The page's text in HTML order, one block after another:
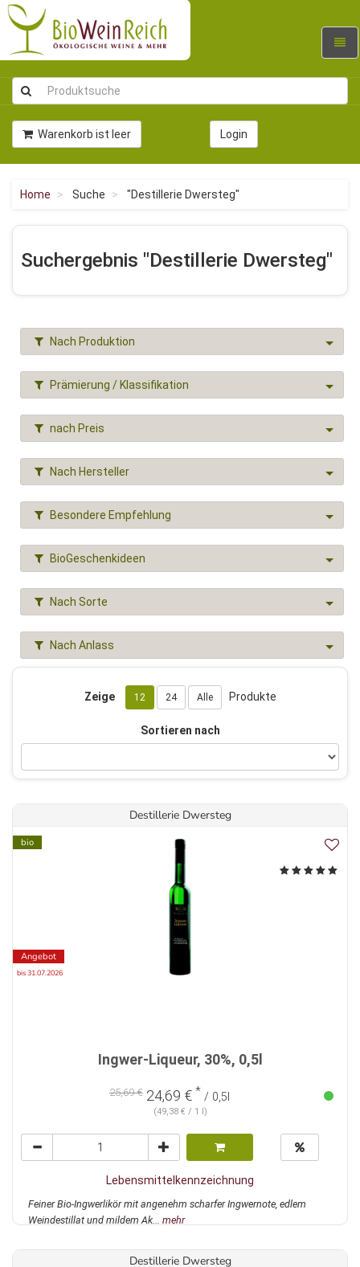
Warenkorb ist leer Login
Home Suche "Destillerie Dwersteg"
Suchergebnis "Destillerie Dwersteg"
Nach Produktion
Prämierung / Klassifikation
nach Preis
Nach Hersteller
Besondere Empfehlung
BioGeschenkideen
Nach Sorte
Nach Anlass
Zeige 12 24 Alle Produkte
Sortieren nach
Destillerie Dwersteg
bio
Angebot
bis 31.07.2026
Ingwer-Liqueur, 30%, 0,5l
25,69 € 24,69 € * / 0,5l
(49,38 € / 1 l)
Lebensmittelkennzeichnung
Feiner Bio-Ingwerlikör mit angenehm scharfer Ingwernote, edlem
Weindestillat und mildem Ak... mehr
Destillerie Dwersteg